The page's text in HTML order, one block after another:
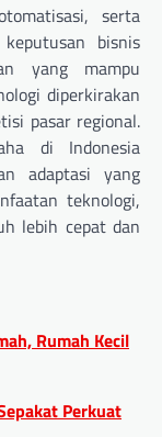
serta
bisnis
yang mampu
diperkirakan
pasar regional.
di Indonesia
adaptasi yang
teknologi,
lebih cepat dan
Rumah Kecil
Perkuat